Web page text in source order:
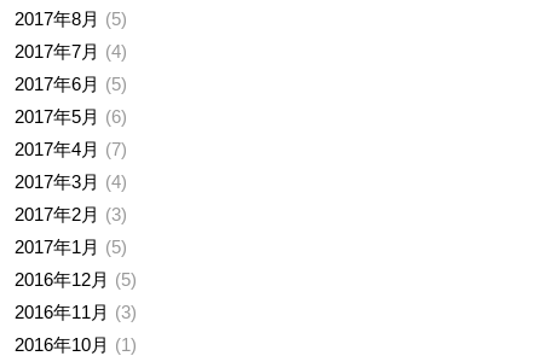
2017年8月
5
2017年7月
4
2017年6月
5
2017年5月
6
2017年4月
7
2017年3月
4
2017年2月
3
2017年1月
5
2016年12月
5
2016年11月
3
2016年10月
1